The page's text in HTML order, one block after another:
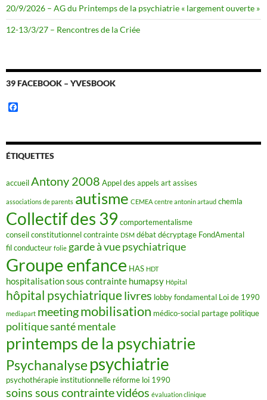
20/9/2026 – AG du Printemps de la psychiatrie « largement ouverte »
12-13/3/27 – Rencontres de la Criée
39 FACEBOOK – YVESBOOK
b
o
o
ÉTIQUETTES
accueilAntony 2008 Appel des appels artassises
associations de parents autisme CEMEA centre antonin artaud chemla
Collectif des 39 comportementalisme
conseil constitutionnelcontrainte DSM débatdécryptage FondAmental
fil conducteur folie garde à vue psychiatrique
Groupe enfance HAS HDT
hospitalisation sous contrainte humapsy Hôpital
hôpital psychiatriquelivres lobby fondamental Loi de 1990
mediapart meetingmobilisation médico-social partage politique
politique santé mentale
printemps de la psychiatrie
Psychanalyse psychiatrie
psychothérapie institutionnelle réforme loi 1990
soins sous contraintevidéos évaluation clinique